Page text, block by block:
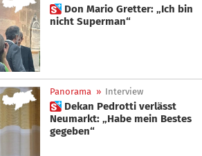
 Don Mario Gretter: „Ich bin
nicht Superman“
Panorama » Interview
 Dekan Pedrotti verlässt
Neumarkt: „Habe mein Bestes
gegeben“